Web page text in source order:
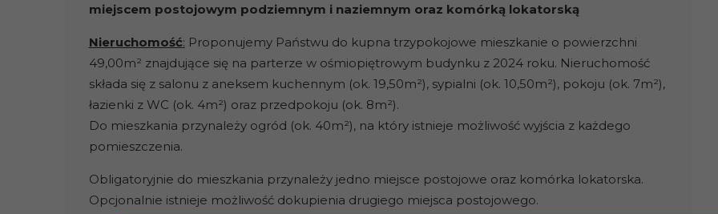
miejscem postojowym podziemnym i naziemnym oraz komórką lokatorską
Nieruchomość: Proponujemy Państwu do kupna trzypokojowe mieszkanie o powierzchni
49,00m² znajdujące się na parterze w ośmiopiętrowym budynku z 2024 roku. Nieruchomość
składa się z salonu z aneksem kuchennym (ok. 19,50m²), sypialni (ok. 10,50m²), pokoju (ok. 7m²),
łazienki z WC (ok. 4m²) oraz przedpokoju (ok. 8m²).
Do mieszkania przynależy ogród (ok. 40m²), na który istnieje możliwość wyjścia z każdego
pomieszczenia.
Obligatoryjnie do mieszkania przynależy jedno miejsce postojowe oraz komórka lokatorska.
Opcjonalnie istnieje możliwość dokupienia drugiego miejsca postojowego.